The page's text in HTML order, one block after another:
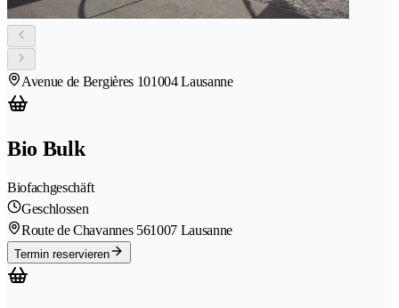
Avenue de Bergières 101004 Lausanne
Bio Bulk
Biofachgeschäft
Geschlossen
Route de Chavannes 561007 Lausanne
Termin reservieren